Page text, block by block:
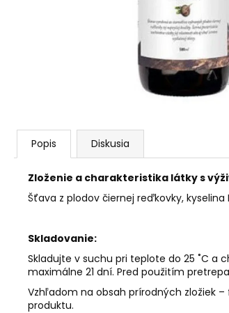
Popis Diskusia
Zloženie a charakteristika látky s
Šťava z plodov čiernej reďkovky, kyselina
Skladovanie:
Skladujte v suchu pri teplote do 25 ˚C
maximálne 21 dní. Pred použitím
Vzhľadom na obsah prírodných zložiek
produktu.
AGARICUS TOBOLKY